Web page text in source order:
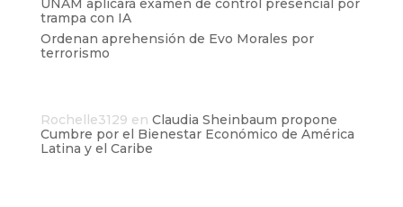
UNAM aplicará examen de control presencial por
trampa con IA
Ordenan aprehensión de Evo Morales por
terrorismo
Rochelle3129 en Claudia Sheinbaum propone
Cumbre por el Bienestar Económico de América
Latina y el Caribe